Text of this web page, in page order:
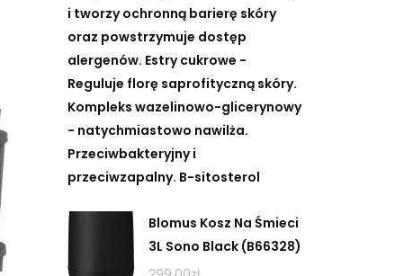
i tworzy ochronną barierę skóry
oraz powstrzymuje dostęp
alergenów. Estry cukrowe -
Reguluje florę saprofityczną skóry.
Kompleks wazelinowo-glicerynowy
- natychmiastowo nawilża.
Przeciwbakteryjny i
przeciwzapalny. B-sitosterol
Blomus Kosz Na Śmieci
3L Sono Black (B66328)